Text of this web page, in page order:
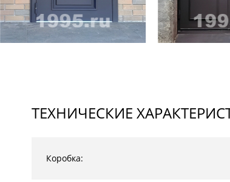
ТЕХНИЧЕСКИЕ
Коробка: